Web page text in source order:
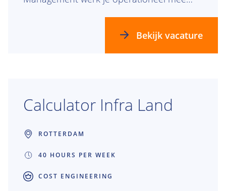
aan het verbeteren, borgen en toepassen
van processen binnen langlopendeBekijk vacature
Calculator Infra Land
ROTTERDAM
40 HOURS PER WEEK
COST ENGINEERING